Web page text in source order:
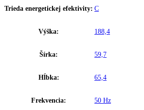
Efektívny chladiaci systém
Na základe desaťročí skúseností v oblasti
Ekologické chladiace prostriedky
Na základe desaťročí skúseností v oblasti